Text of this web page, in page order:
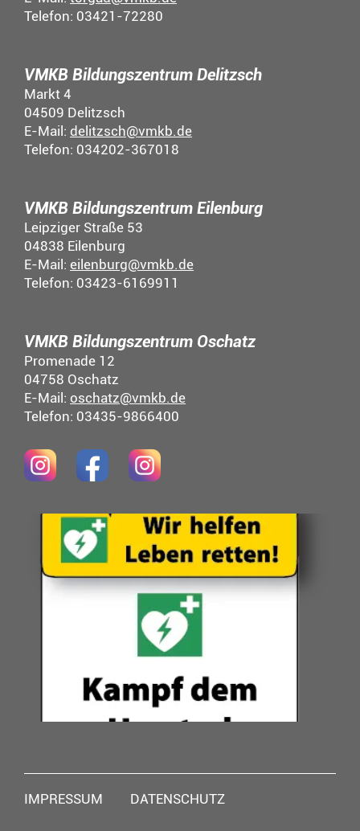
Telefon: 03421-72280
VMKB Bildungszentrum Delitzsch
Markt 4
04509 Delitzsch
E-Mail: delitzsch@vmkb.de
Telefon: 034202-367018
VMKB Bildungszentrum Eilenburg
Leipziger Straße 53
04838 Eilenburg
E-Mail: eilenburg@vmkb.de
Telefon: 03423-6169911
VMKB Bildungszentrum Oschatz
Promenade 12
04758 Oschatz
E-Mail: oschatz@vmkb.de
Telefon: 03435-9866400
Navigation
IMPRESSUM DATENSCHUTZ